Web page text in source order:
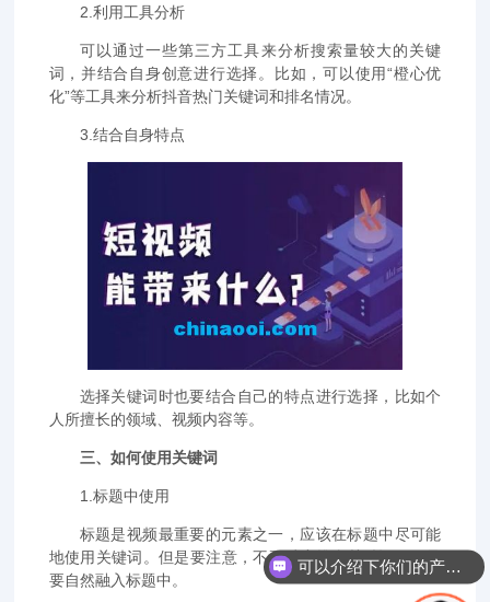
2.利用工具分析
可以通过一些第三方工具来分析搜索量较大的关键
词，并结合自身创意进行选择。比如，可以使用“橙心优
化”等工具来分析抖音热门关键词和排名情况。
3.结合自身特点
选择关键词时也要结合自己的特点进行选择，比如个
人所擅长的领域、视频内容等。
三、如何使用关键词
1.标题中使用
标题是视频最重要的元素之一，应该在标题中尽可能
地使用关键词。但是要注意，不要过度堆砌关键词，而是
要自然融入标题中。
可以介绍下你们的产品么？